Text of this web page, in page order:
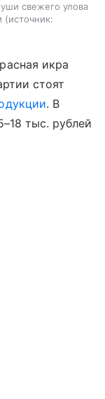
свежего улова
источник:
икра
стоят
. В
тыс. рублей